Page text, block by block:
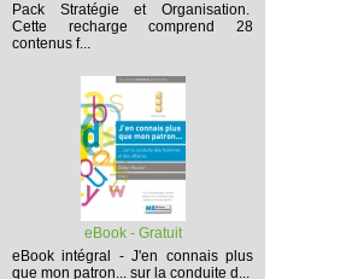
Pack Stratégie et Organisation.
Cette recharge comprend 28
contenus f...
eBook - Gratuit
eBook intégral - J'en connais plus
que mon patron... sur la conduite d...